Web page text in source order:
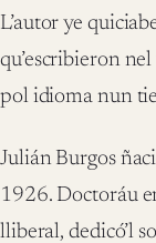
L’autor ye
qu’escribieron
pol idioma nun
Julián Burgos
1926. Doctoráu
lliberal, dedicó’l